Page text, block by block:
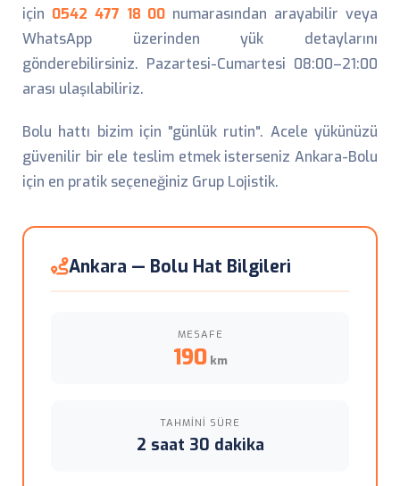
için 0542 477 18 00 numarasından arayabilir veya
WhatsApp üzerinden yük detaylarını
gönderebilirsiniz. Pazartesi-Cumartesi 08:00–21:00
arası ulaşılabiliriz.
Bolu hattı bizim için "günlük rutin". Acele yükünüzü
güvenilir bir ele teslim etmek isterseniz Ankara-Bolu
için en pratik seçeneğiniz Grup Lojistik.
Ankara — Bolu Hat Bilgileri
MESAFE
190 km
TAHMINI SÜRE
2 saat 30 dakika